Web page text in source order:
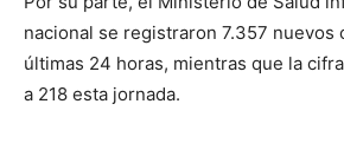
nacional se registraron 7.357 nuevos
últimas 24 horas, mientras que la
a 218 esta jornada.